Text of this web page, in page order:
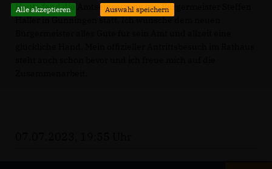
Heute fand die Amtseinsetzung von Bürgermeister Steffen
Haller in Gunningen statt. Ich wünsche dem neuen
Alle akzeptieren Auswahl speichern